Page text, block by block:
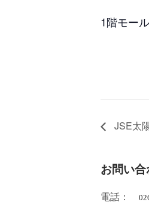
1階モー
JSE太
お問い
電話：